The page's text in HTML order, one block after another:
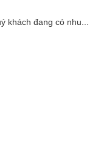
khách đang có nhu...